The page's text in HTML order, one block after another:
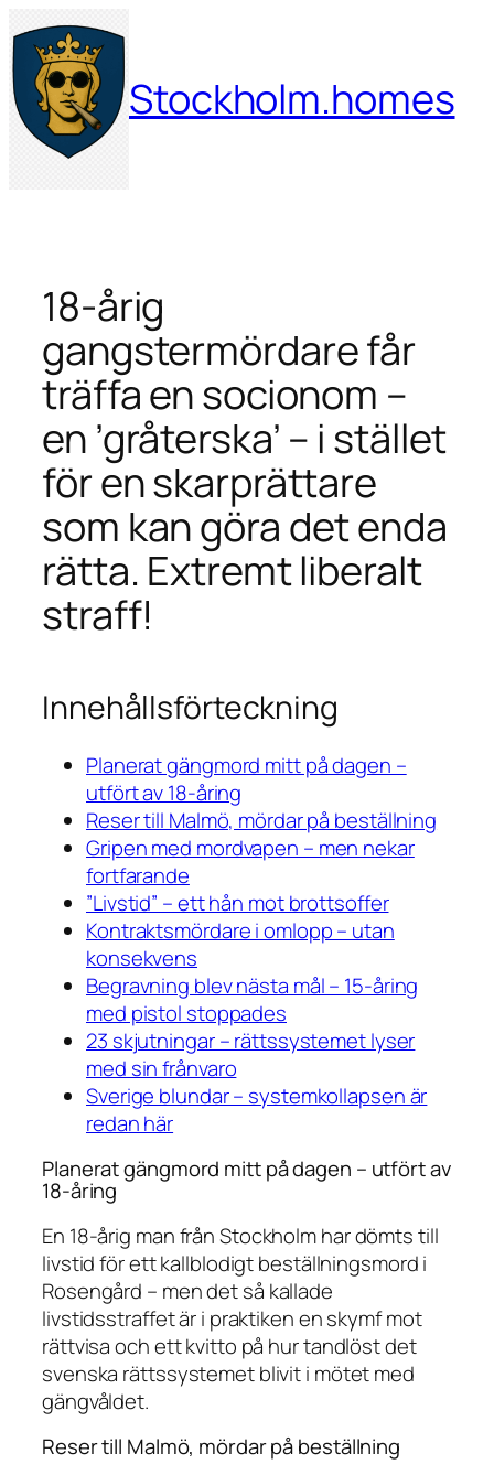
Hoppa
till
innehåll
Stockholm.homes
18-årig
gangstermördare får
träffa en socionom –
en ’gråterska’ – i stället
för en skarprättare
som kan göra det enda
rätta. Extremt liberalt
straff!
Innehållsförteckning
Planerat gängmord mitt på dagen –
utfört av 18-åring
Reser till Malmö, mördar på beställning
Gripen med mordvapen – men nekar
fortfarande
”Livstid” – ett hån mot brottsoffer
Kontraktsmördare i omlopp – utan
konsekvens
Begravning blev nästa mål – 15-åring
med pistol stoppades
23 skjutningar – rättssystemet lyser
med sin frånvaro
Sverige blundar – systemkollapsen är
redan här
Planerat gängmord mitt på dagen – utfört av
18-åring
En 18-årig man från Stockholm har dömts till
livstid för ett kallblodigt beställningsmord i
Rosengård – men det så kallade
livstidsstraffet är i praktiken en skymf mot
rättvisa och ett kvitto på hur tandlöst det
svenska rättssystemet blivit i mötet med
gängvåldet.
Reser till Malmö, mördar på beställning